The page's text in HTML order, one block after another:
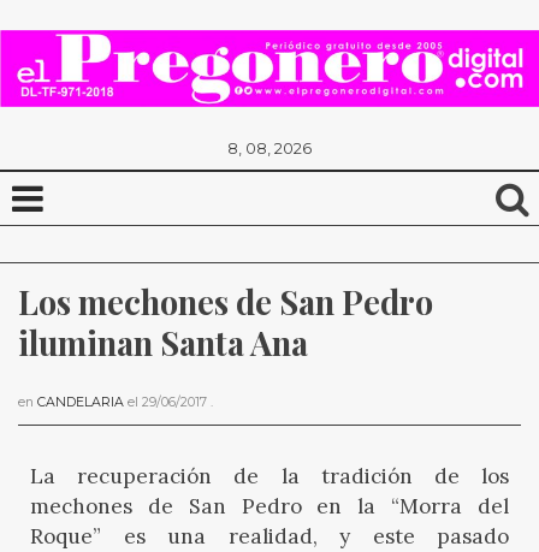
8, 08, 2026
Los mechones de San Pedro
iluminan Santa Ana
en CANDELARIA el 29/06/2017 .
La recuperación de la tradición de los
mechones de San Pedro en la “Morra del
Roque” es una realidad, y este pasado